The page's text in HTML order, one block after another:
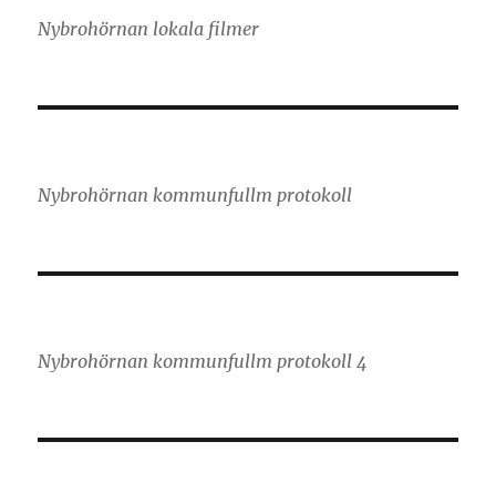
Nybrohörnan lokala filmer
Nybrohörnan kommunfullm protokoll
Nybrohörnan kommunfullm protokoll 4